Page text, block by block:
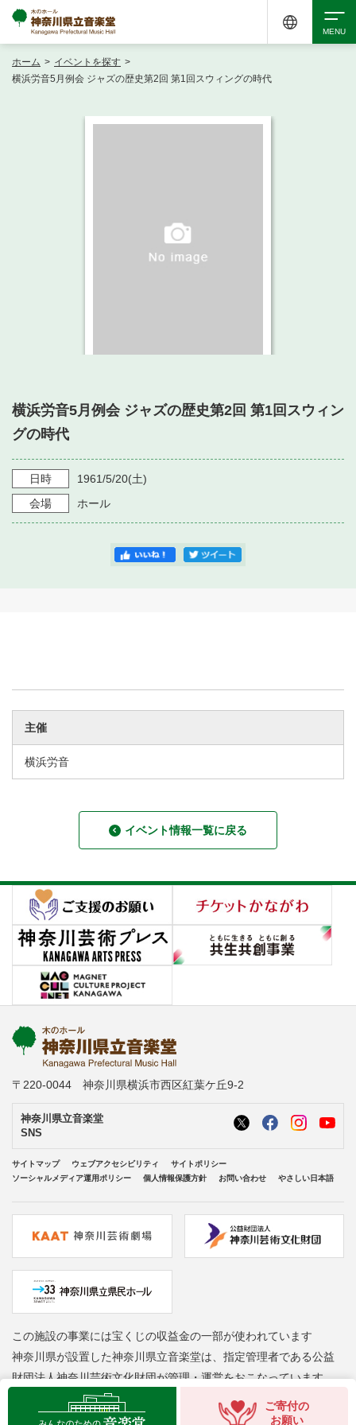
・ フロアマップ
・ よくある質問
・ 空き状況
・ 利用料金
・ 音楽堂のご案内
・ フロアマップ
・ 芸術参与
神奈川県立音楽堂
SNS
ホーム > イベントを探す >
横浜労音5月例会 ジャズの歴史第2回 第1回スウィングの時代
横浜労音5月例会 ジャズの歴史第2回 第1回スウィン
グの時代
日時 1961/5/20(土)
会場
ホール
主催
横浜労音
イベント情報一覧に戻る
ご寄付の
お願い
〒220-0044 神奈川県横浜市西区紅葉ケ丘9-2
神奈川県立音楽堂
SNS
サイトマップ ウェブアクセシビリティ
サイトポリシー
ソーシャルメディア運用ポリシー
個人情報保護方針 お問い合わせ やさしい日本語
この施設の事業には宝くじの収益金の一部が使われています
神奈川県が設置した神奈川県立音楽堂は、指定管理者である公益
財団法人神奈川芸術文化財団が管理・運営をおこなっています
Copyright © Kanagawa Arts Foundation. All rights reserved.